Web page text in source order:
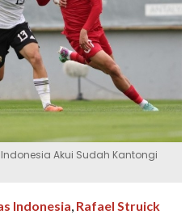
Akui Sudah Kantongi
Indonesia, Rafael Struick